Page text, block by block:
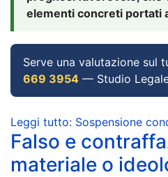
elementi concreti portati
Serve una valutazione sul
669 3954 — Studio
Leggi tutto: Sospensione
Falso e
materiale o